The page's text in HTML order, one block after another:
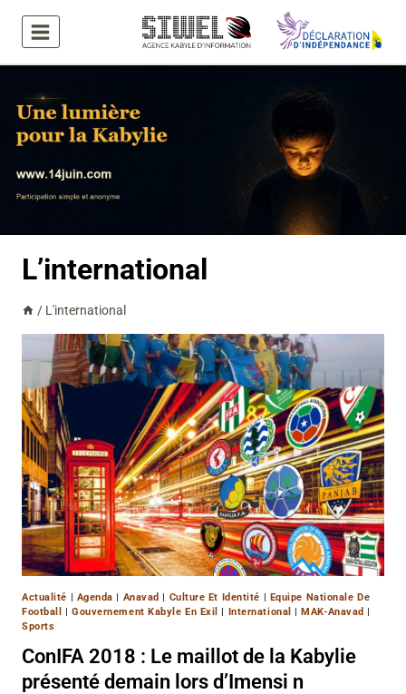
contenu
L’international
/ L'international
Actualité | Agenda | Anavad | Culture Et Identité | Equipe Nationale De
Football
|Gouvernement Kabyle En Exil | International |MAK-Anavad |
Sports
ConIFA 2018 : Le maillot de la Kabylie
présenté demain lors d’Imensi n